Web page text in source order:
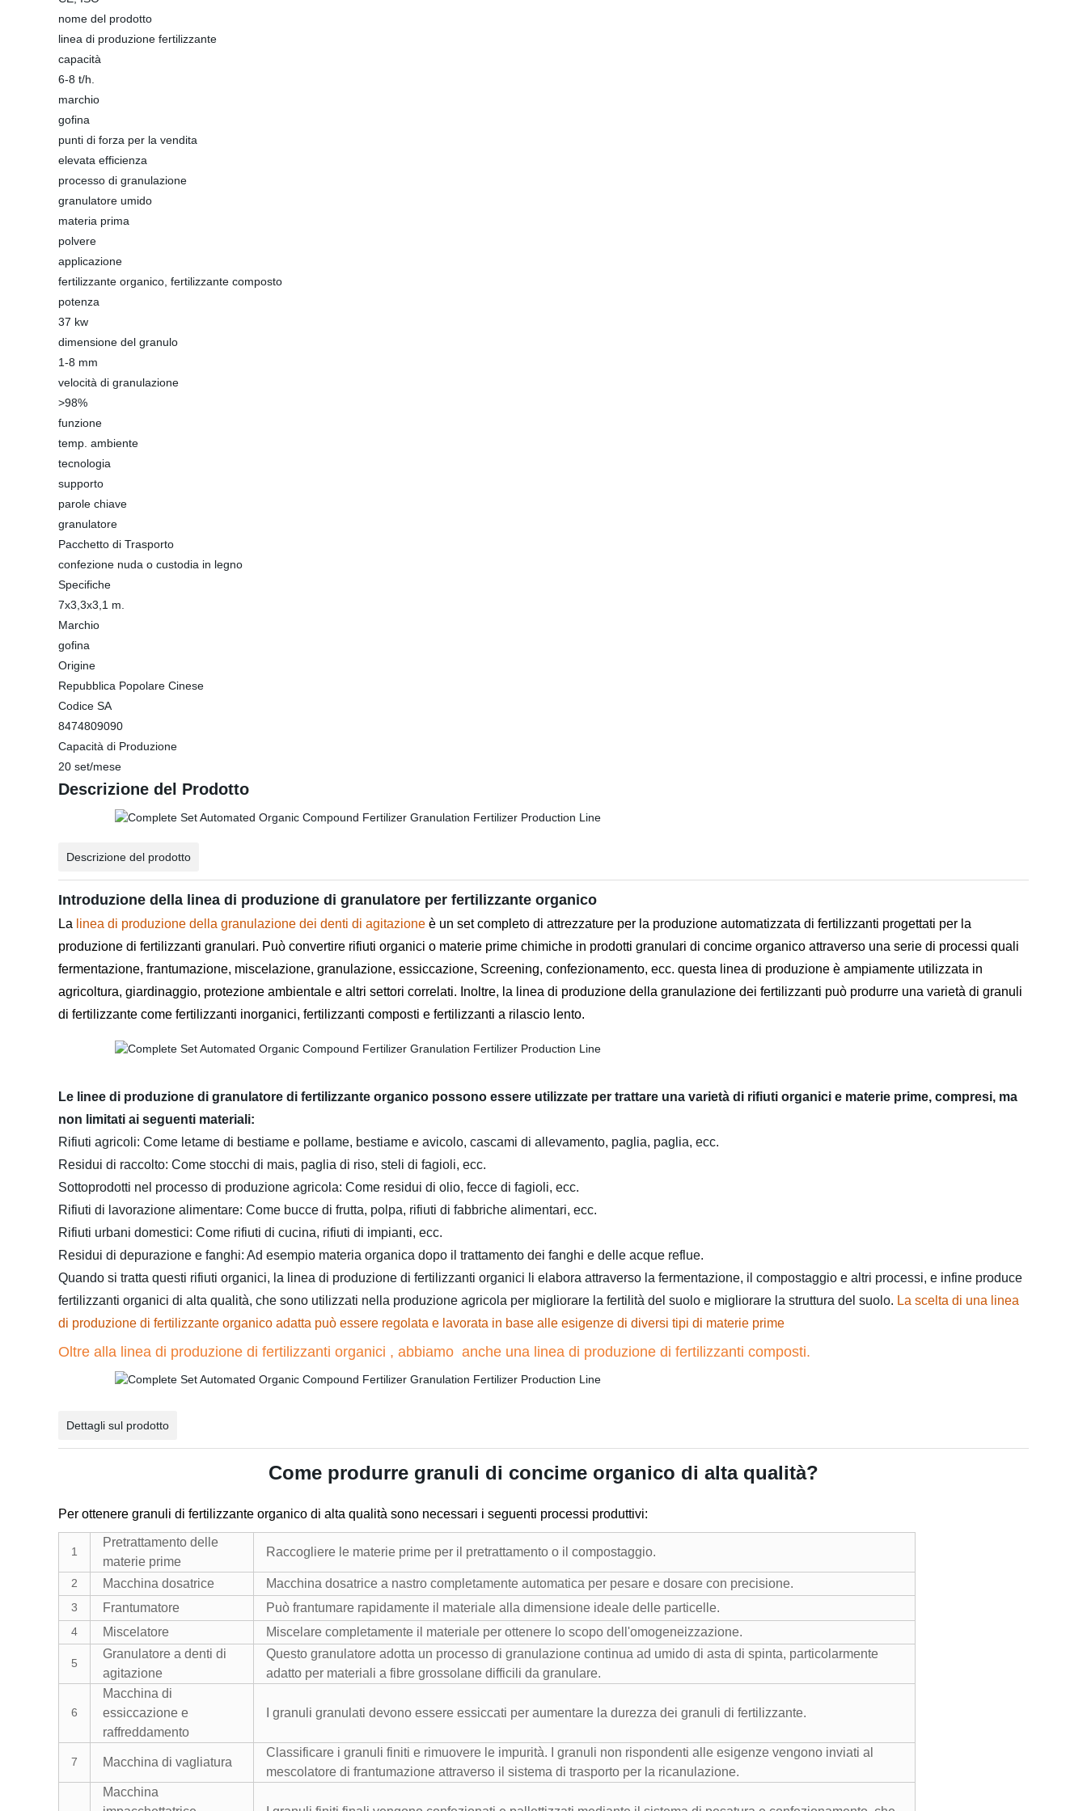
nome del prodotto
linea di produzione fertilizzante
capacità
6-8 t/h.
marchio
gofina
punti di forza per la vendita
elevata efficienza
processo di granulazione
granulatore umido
materia prima
polvere
applicazione
fertilizzante organico, fertilizzante composto
potenza
37 kw
dimensione del granulo
1-8 mm
velocità di granulazione
>98%
funzione
temp. ambiente
tecnologia
supporto
parole chiave
granulatore
Pacchetto di Trasporto
confezione nuda o custodia in legno
Specifiche
7x3,3x3,1 m.
Marchio
gofina
Origine
Repubblica Popolare Cinese
Codice SA
8474809090
Capacità di Produzione
20 set/mese
Descrizione del Prodotto
Descrizione del prodotto
Introduzione della linea di produzione di granulatore per fertilizzante organico
La linea di produzione della granulazione dei denti di agitazione è un set completo di attrezzature per la produzione automatizzata di fertilizzanti progettati per la
produzione di fertilizzanti granulari. Può convertire rifiuti organici o materie prime chimiche in prodotti granulari di concime organico attraverso una serie di processi quali
fermentazione, frantumazione, miscelazione, granulazione, essiccazione, Screening, confezionamento, ecc. questa linea di produzione è ampiamente utilizzata in
agricoltura, giardinaggio, protezione ambientale e altri settori correlati. Inoltre, la linea di produzione della granulazione dei fertilizzanti può produrre una varietà di granuli
di fertilizzante come fertilizzanti inorganici, fertilizzanti composti e fertilizzanti a rilascio lento.
Le linee di produzione di granulatore di fertilizzante organico possono essere utilizzate per trattare una varietà di rifiuti organici e materie prime, compresi, ma
non limitati ai seguenti materiali:
Rifiuti agricoli: Come letame di bestiame e pollame, bestiame e avicolo, cascami di allevamento, paglia, paglia, ecc.
Residui di raccolto: Come stocchi di mais, paglia di riso, steli di fagioli, ecc.
Sottoprodotti nel processo di produzione agricola: Come residui di olio, fecce di fagioli, ecc.
Rifiuti di lavorazione alimentare: Come bucce di frutta, polpa, rifiuti di fabbriche alimentari, ecc.
Rifiuti urbani domestici: Come rifiuti di cucina, rifiuti di impianti, ecc.
Residui di depurazione e fanghi: Ad esempio materia organica dopo il trattamento dei fanghi e delle acque reflue.
Quando si tratta questi rifiuti organici, la linea di produzione di fertilizzanti organici li elabora attraverso la fermentazione, il compostaggio e altri processi, e infine produce
fertilizzanti organici di alta qualità, che sono utilizzati nella produzione agricola per migliorare la fertilità del suolo e migliorare la struttura del suolo. La scelta di una linea
di produzione di fertilizzante organico adatta può essere regolata e lavorata in base alle esigenze di diversi tipi di materie prime
Oltre alla linea di produzione di fertilizzanti organici , abbiamo anche una linea di produzione di fertilizzanti composti.
Dettagli sul prodotto
Come produrre granuli di concime organico di alta qualità?
Per ottenere granuli di fertilizzante organico di alta qualità sono necessari i seguenti processi produttivi:
1
Pretrattamento delle
materie prime
Raccogliere le materie prime per il pretrattamento o il compostaggio.
2 Macchina dosatrice Macchina dosatrice a nastro completamente automatica per pesare e dosare con precisione.
3 Frantumatore Può frantumare rapidamente il materiale alla dimensione ideale delle particelle.
4 Miscelatore Miscelare completamente il materiale per ottenere lo scopo dell'omogeneizzazione.
5
Granulatore a denti di
agitazione
Questo granulatore adotta un processo di granulazione continua ad umido di asta di spinta, particolarmente
adatto per materiali a fibre grossolane difficili da granulare.
6
Macchina di
essiccazione e
raffreddamento
I granuli granulati devono essere essiccati per aumentare la durezza dei granuli di fertilizzante.
7 Macchina di vagliatura
Classificare i granuli finiti e rimuovere le impurità. I granuli non rispondenti alle esigenze vengono inviati al
mescolatore di frantumazione attraverso il sistema di trasporto per la ricanulazione.
Macchina